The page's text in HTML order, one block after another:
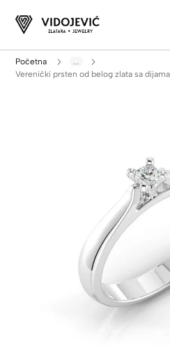
Početna
...
Verenički prsten od belog zlata sa